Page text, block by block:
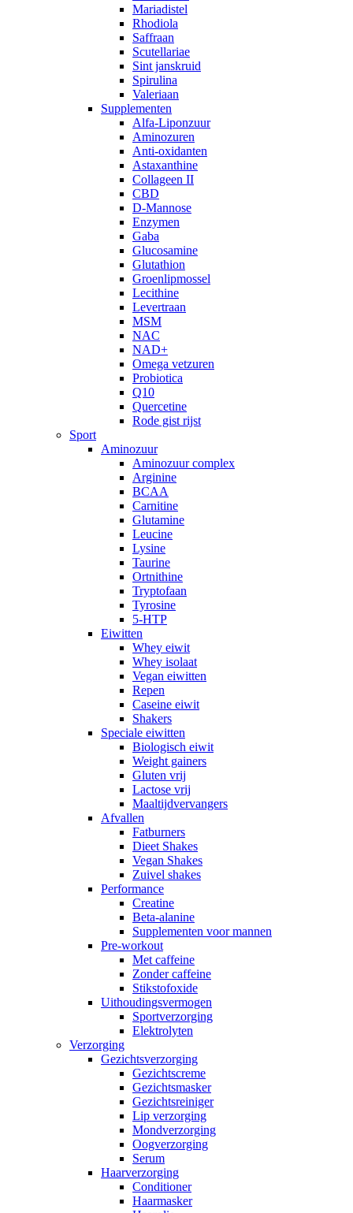
Mariadistel
Rhodiola
Saffraan
Scutellariae
Sint janskruid
Spirulina
Valeriaan
Supplementen
Alfa-Liponzuur
Aminozuren
Anti-oxidanten
Astaxanthine
Collageen II
CBD
D-Mannose
Enzymen
Gaba
Glucosamine
Glutathion
Groenlipmossel
Lecithine
Levertraan
MSM
NAC
NAD+
Omega vetzuren
Probiotica
Q10
Quercetine
Rode gist rijst
Sport
Aminozuur
Aminozuur complex
Arginine
BCAA
Carnitine
Glutamine
Leucine
Lysine
Taurine
Ortnithine
Tryptofaan
Tyrosine
5-HTP
Eiwitten
Whey eiwit
Whey isolaat
Vegan eiwitten
Repen
Caseine eiwit
Shakers
Speciale eiwitten
Biologisch eiwit
Weight gainers
Gluten vrij
Lactose vrij
Maaltijdvervangers
Afvallen
Fatburners
Dieet Shakes
Vegan Shakes
Zuivel shakes
Performance
Creatine
Beta-alanine
Supplementen voor mannen
Pre-workout
Met caffeine
Zonder caffeine
Stikstofoxide
Uithoudingsvermogen
Sportverzorging
Elektrolyten
Verzorging
Gezichtsverzorging
Gezichtscreme
Gezichtsmasker
Gezichtsreiniger
Lip verzorging
Mondverzorging
Oogverzorging
Serum
Haarverzorging
Conditioner
Haarmasker